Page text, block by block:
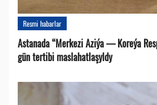
Resmi habarlar
Astanada “Merkezi Aziýa — Koreýa
gün tertibi maslahatlaşyldy